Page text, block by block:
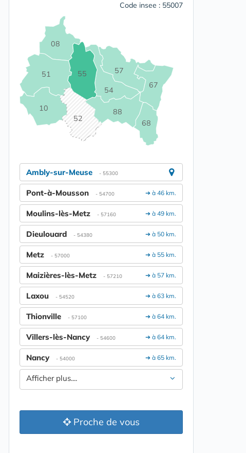
Code insee : 55007
08
10
51
52
54
55 57
67
68
88
Ambly-sur-Meuse - 55300
➔ à 46 km.
Pont-à-Mousson - 54700
➔ à 49 km.
Moulins-lès-Metz - 57160
➔ à 50 km.
Dieulouard - 54380
➔ à 55 km.
Metz - 57000
➔ à 57 km.
Maizières-lès-Metz - 57210
➔ à 63 km.
Laxou - 54520
➔ à 64 km.
Thionville - 57100
➔ à 64 km.
Villers-lès-Nancy - 54600
➔ à 65 km.
Nancy - 54000
Afficher plus....
Proche de vous